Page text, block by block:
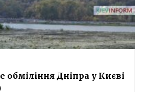
обміління Дніпра у Києві